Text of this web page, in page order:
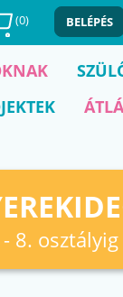
(0) BELÉPÉS
8. osztályig